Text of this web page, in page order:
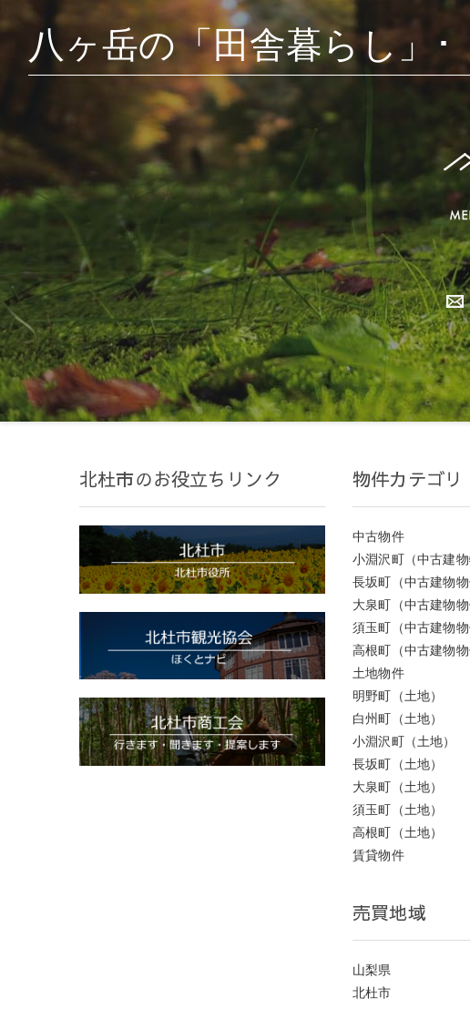
八ヶ岳の「田舎暮らし」
北杜市のお役立ちリンク 物件カテゴリ
中古物件
小淵沢町（中古建物
長坂町（中古建物物
大泉町（中古建物物
須玉町（中古建物物
高根町（中古建物物
土地物件
明野町（土地）
白州町（土地）
小淵沢町（土地）
長坂町（土地）
大泉町（土地）
須玉町（土地）
高根町（土地）
賃貸物件
売買地域
山梨県
北杜市